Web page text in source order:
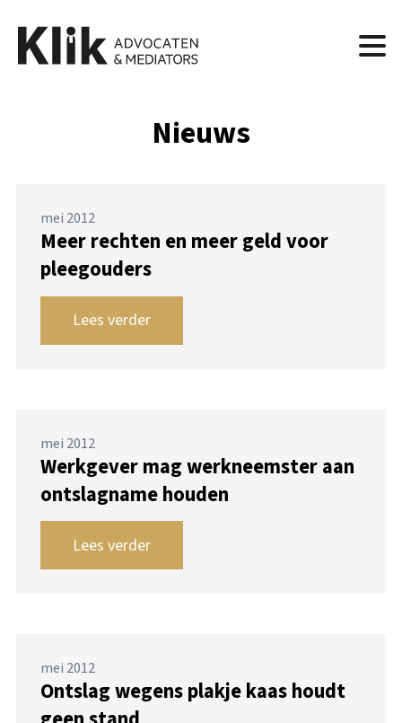
Nieuws
mei 2012
Meer rechten en meer geld voor
pleegouders
Lees verder
mei 2012
Werkgever mag werkneemster aan
ontslagname houden
Lees verder
mei 2012
Ontslag wegens plakje kaas houdt